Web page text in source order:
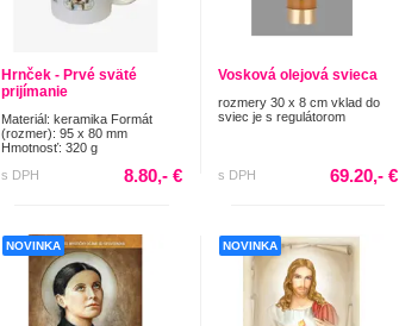
Hrnček - Prvé sväté
prijímanie
Materiál: keramika Formát
(rozmer): 95 x 80 mm
Hmotnosť: 320 g
s DPH
8.80,- €
Vosková olejová svieca
rozmery 30 x 8 cm vklad do
sviec je s regulátorom
s DPH 69.20,- €
NOVINKA NOVINKA